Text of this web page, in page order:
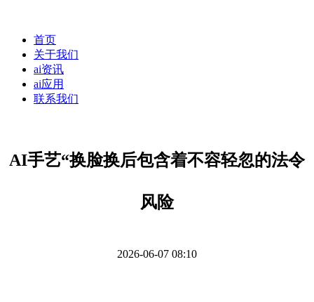
首页
关于我们
ai资讯
ai应用
联系我们
AI手艺“换脸换后包含着不容轻忽的法令
风险
2026-06-07 08:10